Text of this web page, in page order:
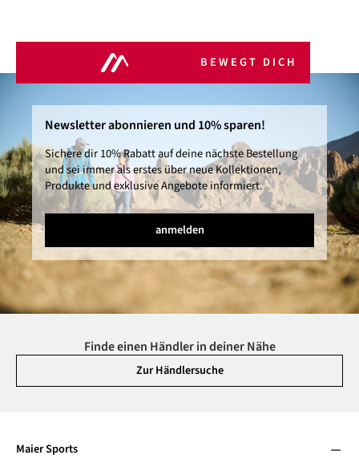
BEWEGT DICH
Newsletter abonnieren und 10% sparen!
Sichere dir 10% Rabatt auf deine nächste Bestellung
und sei immer als erstes über neue Kollektionen,
Produkte und exklusive Angebote informiert.
anmelden
Finde einen Händler in deiner Nähe
Zur Händlersuche
Maier Sports